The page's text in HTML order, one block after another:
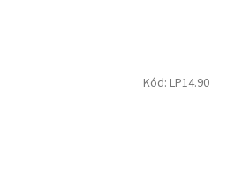
Kód: LP14.90